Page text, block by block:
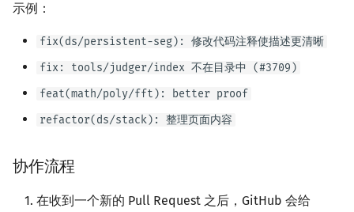
示例：
fix(ds/persistent-seg): 修改代码注释使描述更清晰
fix: tools/judger/index 不在目录中 (#3709)
feat(math/poly/fft): better proof
refactor(ds/stack): 整理页面内容
协作流程
在收到一个新的 Pull Request 之后，GitHub 会给